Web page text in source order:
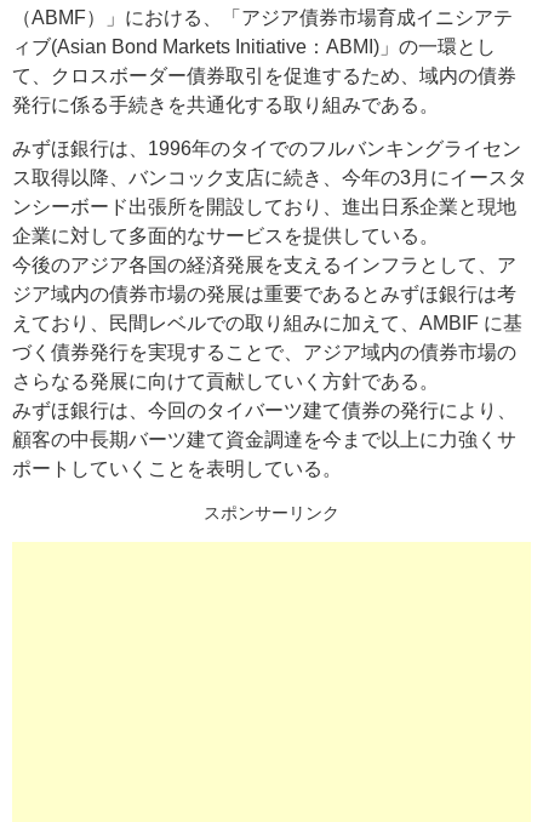
（ABMF）」における、「アジア債券市場育成イニシアテ
ィブ(Asian Bond Markets Initiative：ABMI)」の一環とし
て、クロスボーダー債券取引を促進するため、域内の債券
発行に係る手続きを共通化する取り組みである。
みずほ銀行は、1996年のタイでのフルバンキングライセン
ス取得以降、バンコック支店に続き、今年の3月にイースタ
ンシーボード出張所を開設しており、進出日系企業と現地
企業に対して多面的なサービスを提供している。
今後のアジア各国の経済発展を支えるインフラとして、ア
ジア域内の債券市場の発展は重要であるとみずほ銀行は考
えており、民間レベルでの取り組みに加えて、AMBIF に基
づく債券発行を実現することで、アジア域内の債券市場の
さらなる発展に向けて貢献していく方針である。
みずほ銀行は、今回のタイバーツ建て債券の発行により、
顧客の中長期バーツ建て資金調達を今まで以上に力強くサ
ポートしていくことを表明している。
スポンサーリンク